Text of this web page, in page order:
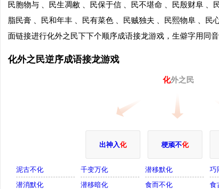
民胞物与 、民生凋敝 、民保于信 、民不堪命 、民殷财阜 、
脂民膏 、民和年丰 、民有菜色 、民贼独夫 、民熙物阜 、民
面链接进行化外之民下下个顺序成语接龙游戏，生僻字用同
化外之民逆序成语接龙游戏
化外之民
出神入化 梗顽不化
泥古不化 千变万化 潜移默化
巧
潜消默化
潜移暗化 食而不化
食